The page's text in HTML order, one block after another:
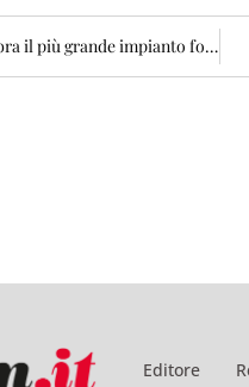
Realizzato da una impresa umbra il più grande impianto fotovoltaico d’Europa
Editore